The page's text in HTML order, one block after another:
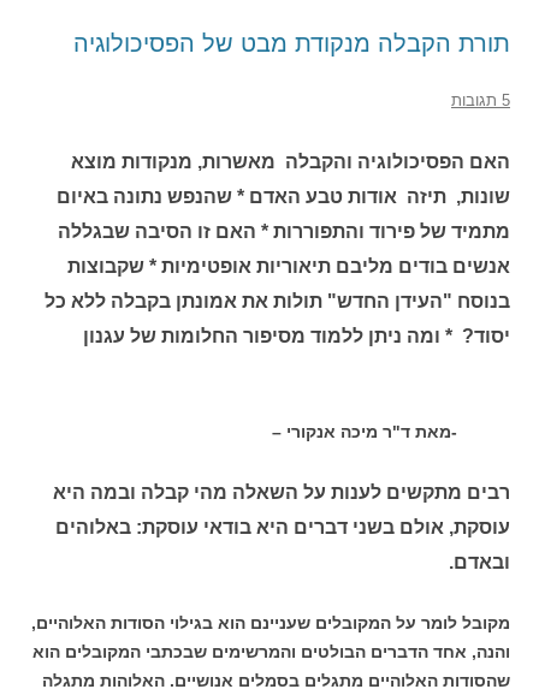
תורת הקבלה מנקודת מבט של הפסיכולוגיה
5 תגובות
האם הפסיכולוגיה והקבלה מאשרות, מנקודות מוצא
שונות, תיזה אודות טבע האדם * שהנפש נתונה באיום
מתמיד של פירוד והתפוררות * האם זו הסיבה שבגללה
אנשים בודים מליבם תיאוריות אופטימיות * שקבוצות
בנוסח "העידן החדש" תולות את אמונתן בקבלה ללא כל
יסוד? * ומה ניתן ללמוד מסיפור החלומות של עגנון
-מאת ד"ר מיכה אנקורי –
רבים מתקשים לענות על השאלה מהי קבלה ובמה היא
עוסקת, אולם בשני דברים היא בודאי עוסקת: באלוהים
ובאדם.
מקובל לומר על המקובלים שעניינם הוא בגילוי הסודות האלוהיים,
והנה, אחד הדברים הבולטים והמרשימים שבכתבי המקובלים הוא
שהסודות האלוהיים מתגלים בסמלים אנושיים. האלוהות מתגלה